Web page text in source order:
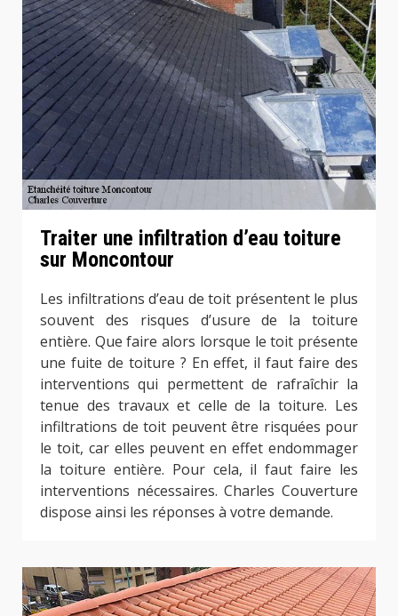
Traiter une infiltration d’eau toiture
sur Moncontour
Les infiltrations d’eau de toit présentent le plus
souvent des risques d’usure de la toiture
entière. Que faire alors lorsque le toit présente
une fuite de toiture ? En effet, il faut faire des
interventions qui permettent de rafraîchir la
tenue des travaux et celle de la toiture. Les
infiltrations de toit peuvent être risquées pour
le toit, car elles peuvent en effet endommager
la toiture entière. Pour cela, il faut faire les
interventions nécessaires. Charles Couverture
dispose ainsi les réponses à votre demande.